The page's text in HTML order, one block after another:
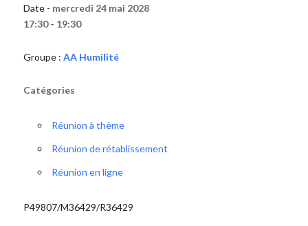
Date - mercredi 24 mai 2028
17:30 - 19:30
Groupe : AA Humilité
Catégories
Réunion à thème
Réunion de rétablissement
Réunion en ligne
P49807/M36429/R36429